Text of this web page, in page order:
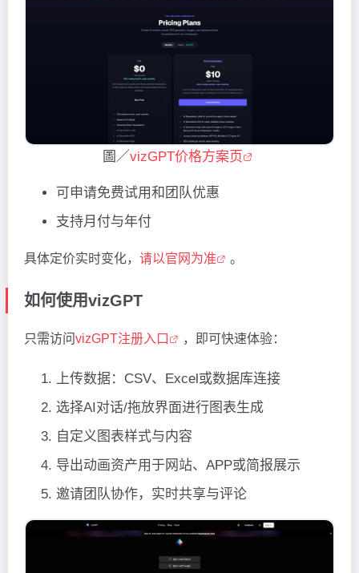
圖／vizGPT价格方案页
可申请免费试用和团队优惠
支持月付与年付
具体定价实时变化， 请以官网为准 。
如何使用vizGPT
只需访问vizGPT注册入口 ，即可快速体验：
上传数据：CSV、Excel或数据库连接
选择AI对话/拖放界面进行图表生成
自定义图表样式与内容
导出动画资产用于网站、APP或简报展示
邀请团队协作，实时共享与评论